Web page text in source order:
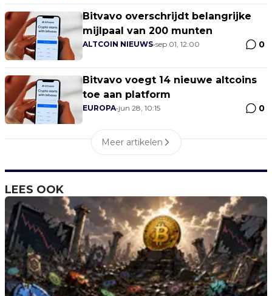
Bitvavo overschrijdt belangrijke
mijlpaal van 200 munten
ALTCOIN NIEUWS•sep 01, 12:00 0
Bitvavo voegt 14 nieuwe altcoins
toe aan platform
EUROPA•jun 28, 10:15 0
Meer artikelen
LEES OOK